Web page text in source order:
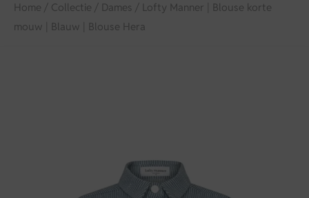
Home / Collectie / Dames / Lofty Manner | Blouse korte
mouw | Blauw | Blouse Hera